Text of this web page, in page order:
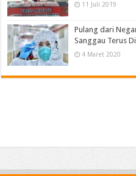
11 Juli 2019
Pulang dari
Sanggau Terus
4 Maret 2020